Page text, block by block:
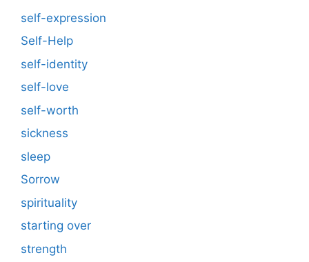
self-expression
Self-Help
self-identity
self-love
self-worth
sickness
sleep
Sorrow
spirituality
starting over
strength